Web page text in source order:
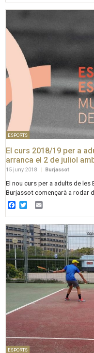
ESPORTS
El curs 2018/19 per a
arranca el 2 de juliol
15 juny 2018 | Burjassot
El nou curs per a adults de
Burjassot començarà a rodar
Facebook
Twitter
ESPORTS